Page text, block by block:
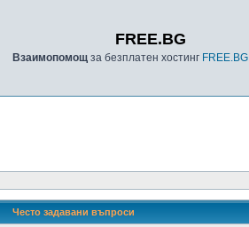
FREE.BG
Взаимопомощза безплатен хостинг FREE.BG
Често задавани въпроси